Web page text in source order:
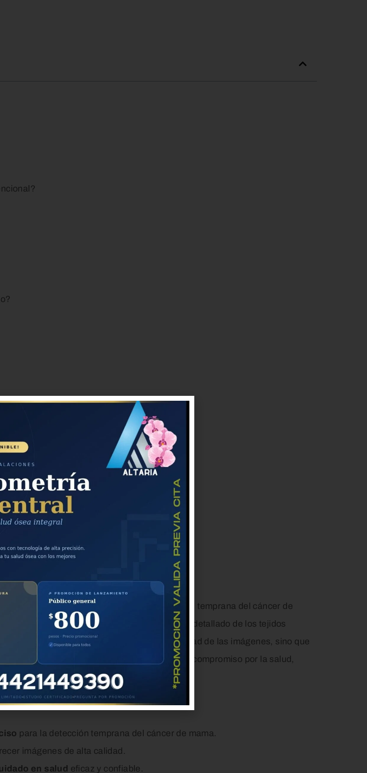
médico esencial para la detección temprana del cáncer de
diagnóstico precisoque permite el análisis detallado de los tejidos
Este método no solo mejora la calidad de las imágenes, sino que
a cabo una evaluación completa. En nuestro compromiso por la salud,
para la detección temprana del cáncer de mama.
imágenes de alta calidad.
en salud eficaz y confiable.